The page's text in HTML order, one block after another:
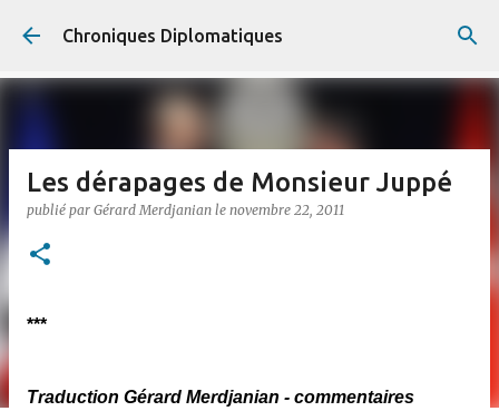
Accéder au contenu principal
Chroniques Diplomatiques
Les dérapages de Monsieur Juppé
publié par Gérard Merdjanian le novembre 22, 2011
***
Traduction Gérard Merdjanian - commentaires